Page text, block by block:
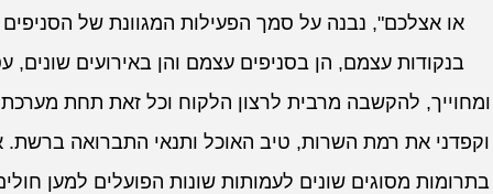
או אצלכם", נבנה על סמך הפעילות המגוונת של
בנקודות עצמם, הן בסניפים עצמם והן באירועים שונים,
ומחוייך, להקשבה מרבית לרצון הלקוח וכל זאת תחת מערכת
וקפדני את רמת השרות, טיב האוכל ותנאי התברואה ברשת.
בתרומות מסוגים שונים לעמותות שונות הפועלים למען